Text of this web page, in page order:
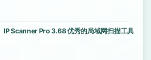
IP Scanner Pro 3.68 优秀的局域网扫描工具